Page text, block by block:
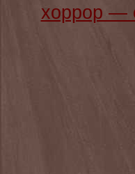
хоррор —